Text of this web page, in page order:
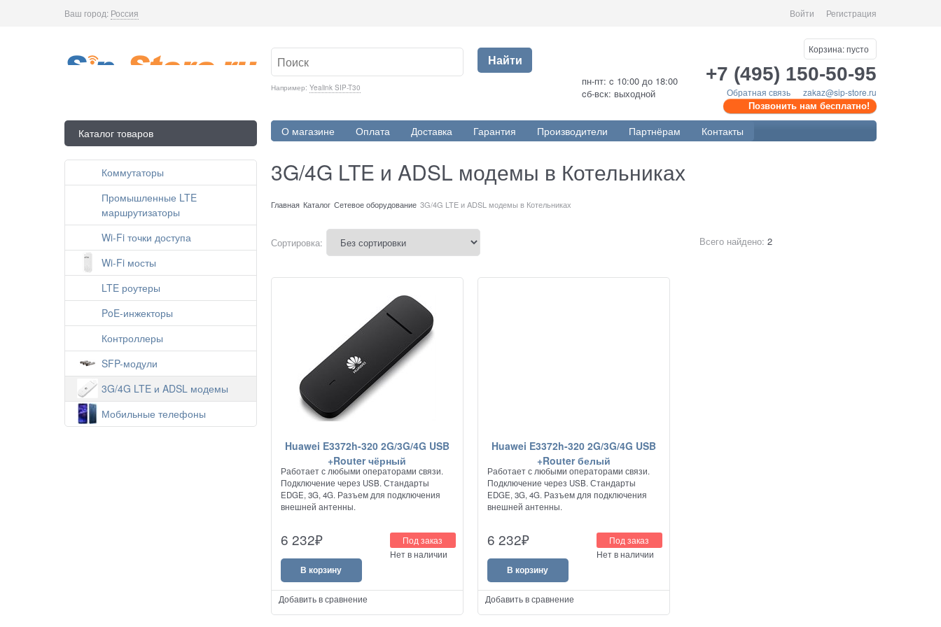
Ваш город: Россия Войти Регистрация
Например: Yealink SIP-T30
Найти
пн-пт: c 10:00 до 18:00
cб-вск: выходной
Корзина:пусто
+7 (495) 150-50-95
Обратная связь zakaz@sip-store.ru
Позвонить нам бесплатно!
Каталог товаров О магазине Оплата Доставка Гарантия Производители Партнёрам Контакты
Коммутаторы
Промышленные LTE
маршрутизаторы
Wi-Fi точки доступа
Wi-Fi мосты
LTE роутеры
PoE-инжекторы
Контроллеры
SFP-модули
3G/4G LTE и ADSL модемы
Мобильные телефоны
3G/4G LTE и ADSL модемы в Котельниках
Главная Каталог Сетевое оборудование 3G/4G LTE и ADSL модемы в Котельниках
Сортировка: Всего найдено: 2
Huawei E3372h-320 2G/3G/4G USB
+Router чёрный
Работает с любыми операторами связи.
Подключение через USB. Стандарты
EDGE, 3G, 4G. Разъем для подключения
внешней антенны.
6 232₽
Под заказ
Нет в наличии
В корзину
Добавить в сравнение
Huawei E3372h-320 2G/3G/4G USB
+Router белый
Работает с любыми операторами связи.
Подключение через USB. Стандарты
EDGE, 3G, 4G. Разъем для подключения
внешней антенны.
6 232₽
Под заказ
Нет в наличии
В корзину
Добавить в сравнение